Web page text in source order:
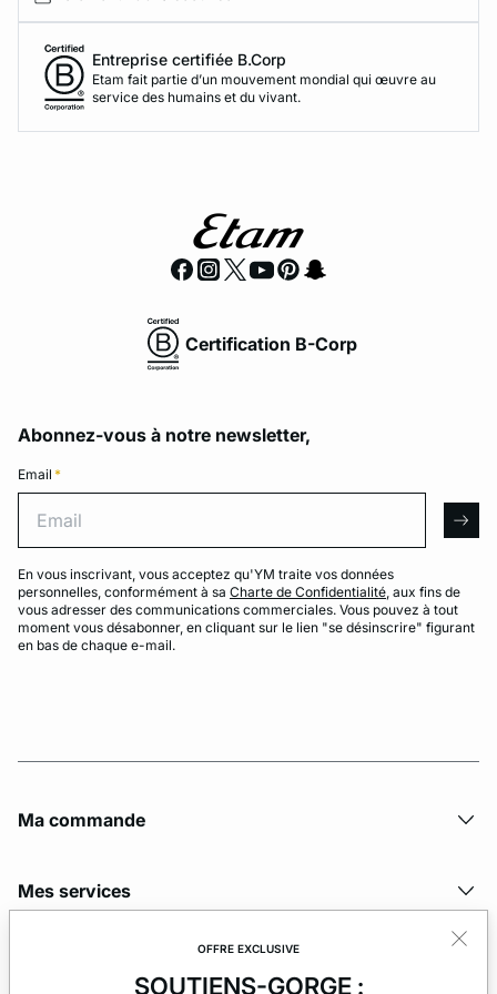
OFFRE EXCLUSIVE
SOUTIENS-GORGE :
Entreprise certifiée B.Corp
Etam fait partie d’un mouvement mondial qui œuvre au
service des humains et du vivant.
Certification B-Corp
Abonnez-vous à notre newsletter,
Email *
En vous inscrivant, vous acceptez qu'YM traite vos données
personnelles, conformément à sa Charte de Confidentialité, aux fins de
vous adresser des communications commerciales. Vous pouvez à tout
moment vous désabonner, en cliquant sur le lien "se désinscrire" figurant
en bas de chaque e-mail.
Ma commande
Mes services